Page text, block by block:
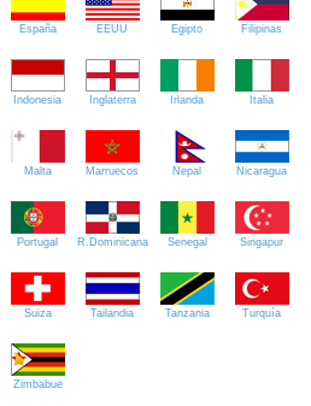
España EEUU Egipto Filipinas
Indonesia Inglaterra Irlanda Italia
Malta Marruecos Nepal Nicaragua
Portugal R.Dominicana Senegal Singapur
Suiza Tailandia Tanzania Turquía
Zimbabue